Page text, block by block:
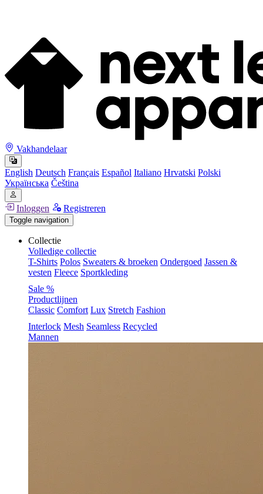
Vakhandelaar
English Deutsch Français Español Italiano Hrvatski Polski
Українська Čeština
Inloggen Registreren
Toggle navigation
Collectie
Volledige collectie
T-Shirts Polos Sweaters & broeken Ondergoed Jassen &
vesten Fleece Sportkleding
Sale %
Productlijnen
Classic Comfort Lux Stretch Fashion
Interlock Mesh Seamless Recycled
Mannen